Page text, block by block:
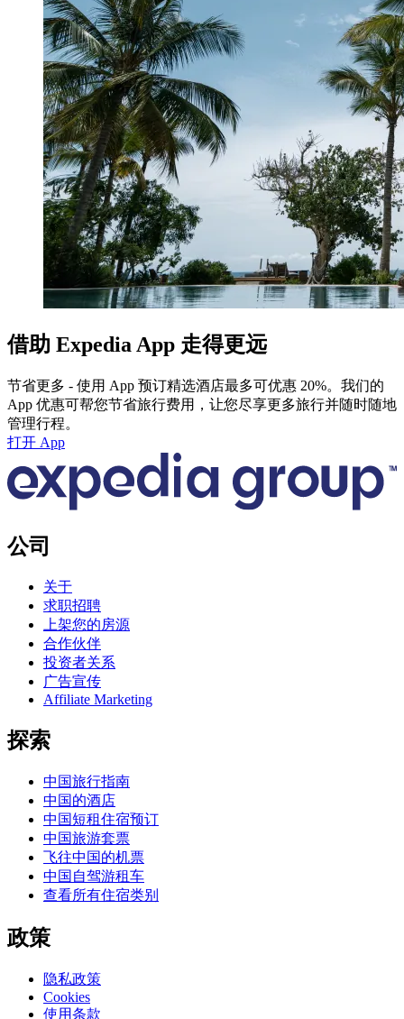
借助 Expedia App 走得更远
节省更多 - 使用 App 预订精选酒店最多可优惠 20%。我们的
App 优惠可帮您节省旅行费用，让您尽享更多旅行并随时随地
管理行程。
打开 App
公司
关于
求职招聘
上架您的房源
合作伙伴
投资者关系
广告宣传
Affiliate Marketing
探索
中国旅行指南
中国的酒店
中国短租住宿预订
中国旅游套票
飞往中国的机票
中国自驾游租车
查看所有住宿类别
政策
隐私政策
Cookies
使用条款